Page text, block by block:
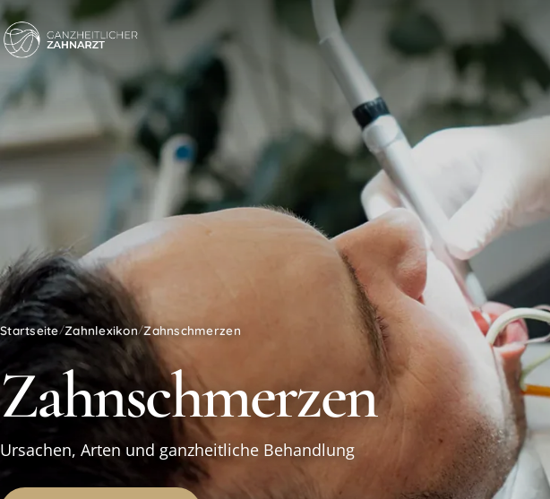
Startseite/Zahnlexikon/Zahnschmerzen
Zahnschmerzen
Ursachen, Arten und ganzheitliche Behandlung